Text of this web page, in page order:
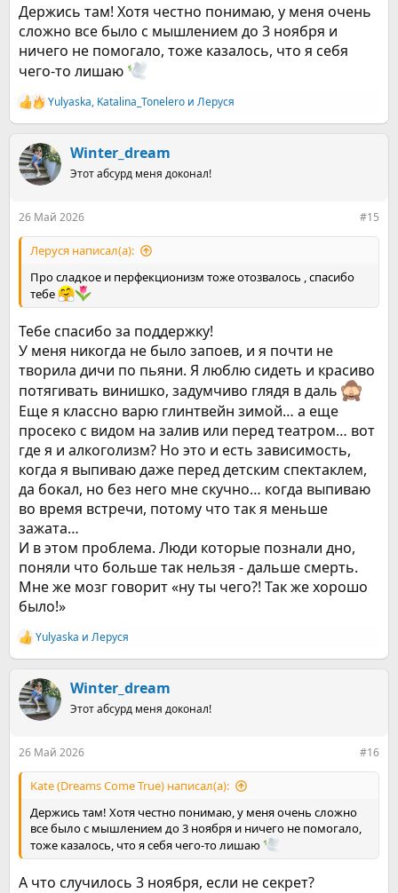
Держись там! Хотя честно понимаю, у меня очень
сложно все было с мышлением до 3 ноября и
ничего не помогало, тоже казалось, что я себя
чего-то лишаю
Р
е
к
ц
и
Yulyaska, Katalina_Tonelero и Леруся
Winter_dream
Этот абсурд меня доконал!
26 Май 2026 #15
Леруся написал(а):
Про сладкое и перфекционизм тоже отозвалось , спасибо
тебе
Тебе спасибо за поддержку!
У меня никогда не было запоев, и я почти не
творила дичи по пьяни. Я люблю сидеть и красиво
потягивать винишко, задумчиво глядя в даль
Еще я классно варю глинтвейн зимой… а еще
просеко с видом на залив или перед театром… вот
где я и алкоголизм? Но это и есть зависимость,
когда я выпиваю даже перед детским спектаклем,
да бокал, но без него мне скучно… когда выпиваю
во время встречи, потому что так я меньше
зажата…
И в этом проблема. Люди которые познали дно,
поняли что больше так нельзя - дальше смерть.
Мне же мозг говорит «ну ты чего?! Так же хорошо
было!»
Р
е
к
ц
и
Yulyaska и Леруся
Winter_dream
Этот абсурд меня доконал!
26 Май 2026 #16
Kate (Dreams Come True) написал(а):
Держись там! Хотя честно понимаю, у меня очень сложно
все было с мышлением до 3 ноября и ничего не помогало,
тоже казалось, что я себя чего-то лишаю
А что случилось 3 ноября, если не секрет?